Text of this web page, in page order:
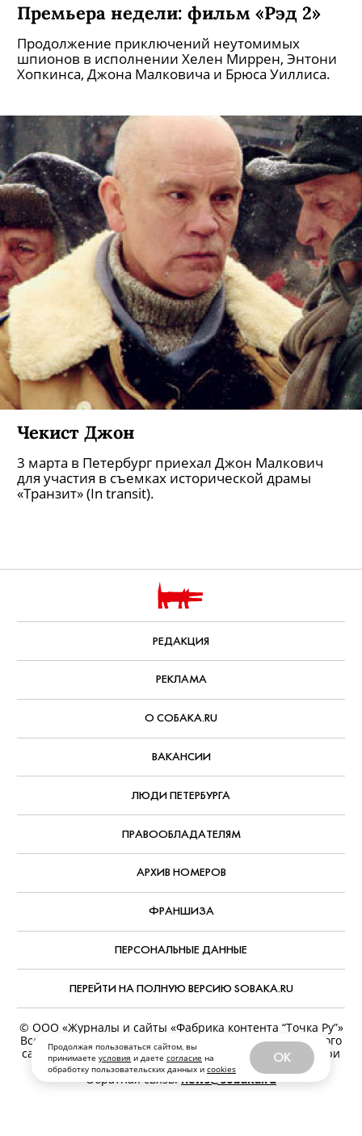
Продолжая пользоваться сайтом, вы
принимаете условия и даете согласие на
обработку пользовательских данных и cookies
OK
Премьера недели: фильм «Рэд 2»
Продолжение приключений неутомимых
шпионов в исполнении Хелен Миррен, Энтони
Хопкинса, Джона Малковича и Брюса Уиллиса.
Чекист Джон
3 марта в Петербург приехал Джон Малкович
для участия в съемках исторической драмы
«Транзит» (In transit).
РЕДАКЦИЯ
РЕКЛАМА
О СОБАКА.RU
ВАКАНСИИ
ЛЮДИ ПЕТЕРБУРГА
ПРАВООБЛАДАТЕЛЯМ
АРХИВ НОМЕРОВ
ФРАНШИЗА
ПЕРСОНАЛЬНЫЕ ДАННЫЕ
ПЕРЕЙТИ НА ПОЛНУЮ ВЕРСИЮ SOBAKA.RU
© ООО «Журналы и сайты «Фабрика контента “Точка Ру”»
Все права защищены. Перепечатка материалов данного
сайта возможна только с письменного разрешения. При
цитировании ссылка на www.sobaka.ru обязательна.
Обратная связь:news@sobaka.ru